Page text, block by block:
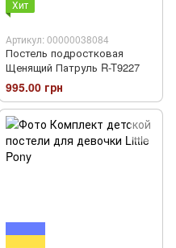
Хит
Артикул: 00000038084
Постель подростковая
Щенящий Патруль R-T9227
995.00 грн